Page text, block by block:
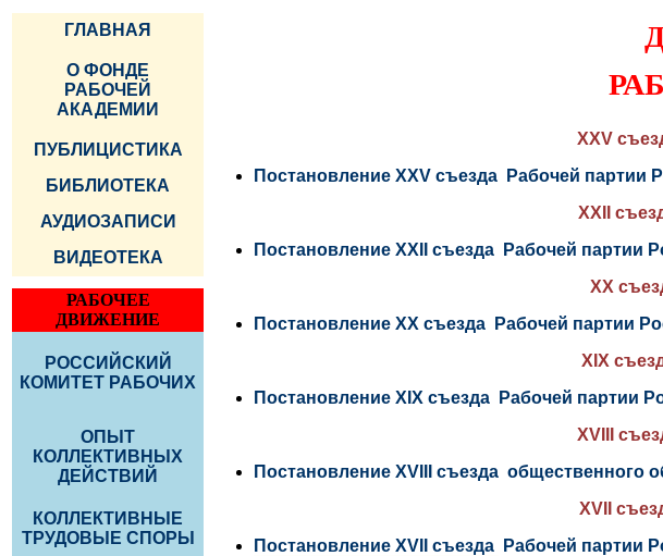
ГЛАВНАЯ
О ФОНДЕ
РАБОЧЕЙ
АКАДЕМИИ
ПУБЛИЦИСТИКА
БИБЛИОТЕКА
АУДИОЗАПИСИ
ВИДЕОТЕКА
РАБОЧЕЕ
ДВИЖЕНИЕ
РОССИЙСКИЙ
КОМИТЕТ РАБОЧИХ
ОПЫТ
КОЛЛЕКТИВНЫХ
ДЕЙСТВИЙ
КОЛЛЕКТИВНЫЕ
ТРУДОВЫЕ СПОРЫ
XXV
Постановление XXV съезда Рабочей
XXII
Постановление XXII съезда Рабочей
XX
Постановление XX съезда Рабочей
XIX
Постановление XIX съезда Рабочей
XVIII
Постановление XVIII съезда
XVII
Постановление XVII съезда Рабочей